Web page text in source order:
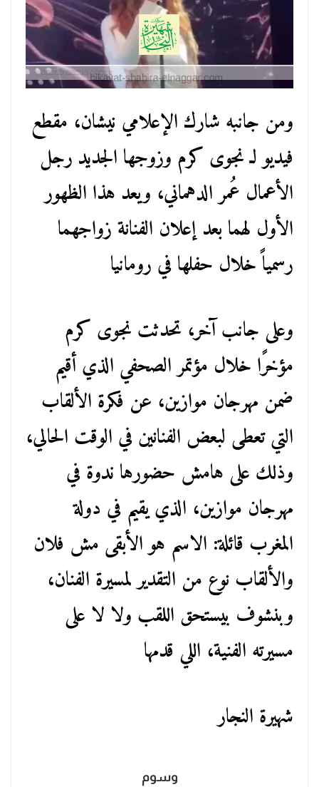
ومن جانبه شارك الإعلامي نيشان، مقطع
فيديو لـ نجوى كرم وزوجها الجديد رجل
الأعمال عُمر الدهماني، ويعد هذا الظهور
الأول لهما بعد إعلان الفنانة زواجهما
رسمياً خلال حفلها في رومانيا
وعلى جانب آخر، تحدثت نجوى كرم
مؤخرًا خلال مؤتمر الصحفي الذي أقيم
ضمن مهرجان موازين، عن فكرة الألقاب
التي تعطى لبعض الفنانين في الوقت الحالي،
وذلك على هامش حضورها ندوة في
مهرجان موازين، الذي يقيم في دولة
المغرب قائلة: الاسم هو الأبقى مش فلان
والألقاب نوع من التقدير لمسيرة الفنان،
وبنشوف بيستحق اللقب ولا لا على
مسيرته الفنية، اللي قدمها
شهيرة النجار
وسوم